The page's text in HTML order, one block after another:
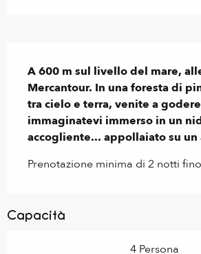
A 600 m sul livello del mare,
Mercantour. In una foresta di
tra cielo e terra, venite a
immaginatevi immerso in un
accogliente... appollaiato su un
Prenotazione minima di 2 notti
Capacità
4 Persona